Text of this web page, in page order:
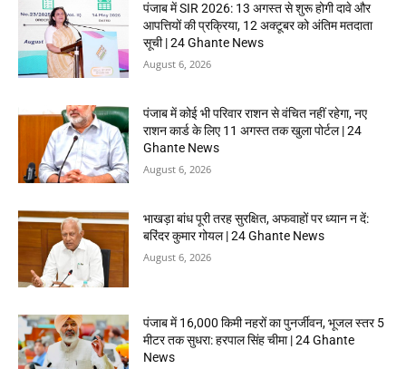
पंजाब में SIR 2026: 13 अगस्त से शुरू होगी दावे और
आपत्तियों की प्रक्रिया, 12 अक्टूबर को अंतिम मतदाता
सूची | 24 Ghante News
August 6, 2026
पंजाब में कोई भी परिवार राशन से वंचित नहीं रहेगा, नए
राशन कार्ड के लिए 11 अगस्त तक खुला पोर्टल | 24
Ghante News
August 6, 2026
भाखड़ा बांध पूरी तरह सुरक्षित, अफवाहों पर ध्यान न दें:
बरिंदर कुमार गोयल | 24 Ghante News
August 6, 2026
पंजाब में 16,000 किमी नहरों का पुनर्जीवन, भूजल स्तर 5
मीटर तक सुधरा: हरपाल सिंह चीमा | 24 Ghante
News